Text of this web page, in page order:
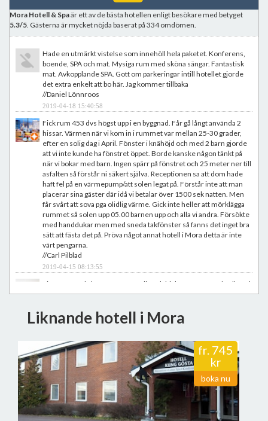
Mora Hotell & Spaär ett av de bästa hotellen enligt besökare med betyget
5.3/5. Gästerna är mycket nöjda baserat på 334 omdömen.
Hade en utmärkt vistelse som innehöll hela paketet. Konferens,
boende, SPA och mat. Mysiga rum med sköna sängar. Fantastisk
mat. Avkopplande SPA. Gott om parkeringar intill hotellet gjorde
det extra enkelt att bo här. Jag kommer tillbaka
//Daniel Lönnroos
2019-04-18 15:40:58
Fick rum 453 dvs högst upp i en byggnad. Får gå långt använda 2
hissar. Värmen när vi kom in i rummet var mellan 25-30 grader,
efter en solig dag i April. Fönster i knähöjd och med 2 barn gjorde
att vi inte kunde ha fönstret öppet. Borde kanske någon tänkt på
när vi bokar med barn. Ingen spärr på fönstret och 25 meter ner till
asfalten så förstår ni säkert själva. Receptionen sa att dom hade
haft fel på en värmepump/att solen legat på. Förstår inte att man
placerar sina gäster där idå vi betalar över 1500 sek natten. Men
får svårt att sova pga olidlig värme. Gick inte heller att mörklägga
rummet så solen upp 05.00 barnen upp och alla vi andra. Försökte
med handdukar men med sneda takfönster så fanns det inget bra
sätt att fästa det på. Pröva något annat hotell i Mora detta är inte
värt pengarna.
//Carl Pilblad
2019-04-15 08:13:55
Fint rum med sköna sängar. Vänlig och hjälpsam personal.Vällagad
mat.Mycket god frukost!
2019-04-05 10:57:28
Rummen har det som behövs och spa-avdelningen är trevlig.
Bästa är nog Kina restaurangen i huset.
//Seppo L
2019-03-05 07:06:15
Mycket trevlig och hjälpsam personal. Mycket bra frukost buffé,
tyvärr ingen minibar eller kylskåp på rummet, hundar får följa med
och en hund var ensam inne på ett hotellrum och skällde i flera
Liknande hotell i Mora
fr. 745
kr
boka nu